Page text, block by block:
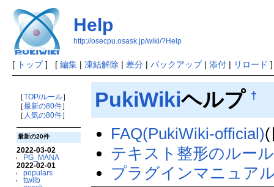
Help
http://osecpu.osask.jp/wiki/?Help
[ トップ] [ 編集| 凍結解除 | 差分| バックアップ| 添付| リロード
［TOP/ルール］
［最新の80件］
［ 人気の80件］
最新の20件
2022-03-02
PG_MANA
2022-02-01
populars
ttwilb
PukiWikiヘルプ †
FAQ(PukiWiki-official)(
テキスト整形のルール
プラグインマニュア